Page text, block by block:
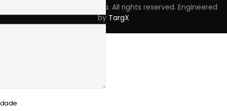
Copyright © 2023 Skpro, Lda. All rights reserved. Engineered
by TargX